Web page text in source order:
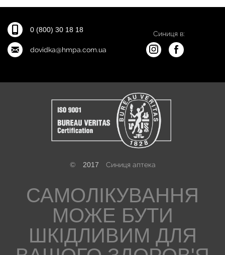
0 (800) 30 18 18
dovidka@hmpa.com.ua
Синиця в:
© 2017 Синиця аптека
САМОЛІКУВАННЯ
МОЖЕ БУТИ
ШКІДЛИВИМ ДЛЯ